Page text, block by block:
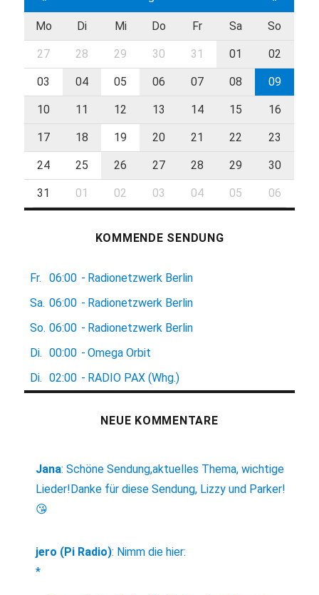
Mo Di Mi Do Fr Sa So
27 28 29 30 31 01 02
03 04 05 06 07 08 09
10 11 12 13 14 15 16
17 18 19 20 21 22 23
24 25 26 27 28 29 30
31 01 02 03 04 05 06
KOMMENDE SENDUNG
Fr. 06:00 - Radionetzwerk Berlin
Sa. 06:00 - Radionetzwerk Berlin
So. 06:00 - Radionetzwerk Berlin
Di.
00:00 - Omega Orbit
Di.
02:00 - RADIO PAX (Whg.)
NEUE KOMMENTARE
Jana:Schöne Sendung,aktuelles Thema, wichtige
Lieder!Danke für diese Sendung, Lizzy und Parker!
😘
jero (Pi Radio): Nimm die hier:
*